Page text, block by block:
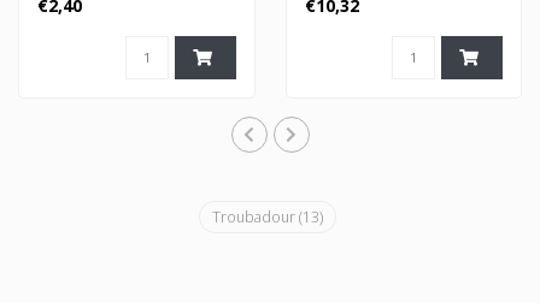
€2,40 €10,32
Troubadour(13)